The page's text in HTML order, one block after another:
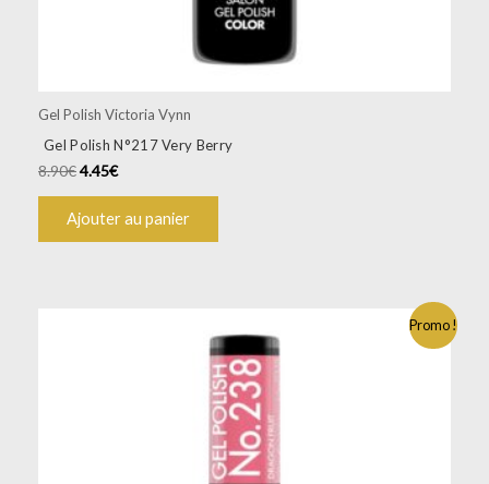
Gel Polish Victoria Vynn
Gel Polish N°217 Very Berry
8.90€4.45€
Ajouter au panier
Promo !